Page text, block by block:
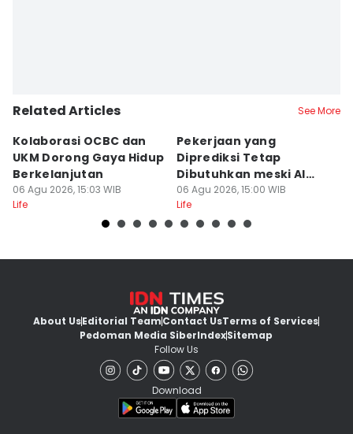
Related Articles See More
Kolaborasi OCBC dan
UKM Dorong Gaya Hidup
Berkelanjutan
06 Agu 2026, 15:03 WIB
Life
Pekerjaan yang
Diprediksi Tetap
Dibutuhkan meski AI
Berkembang
06 Agu 2026, 15:00 WIB
Life
About UsEditorial TeamContact UsTerms of Services
Pedoman Media SiberIndexSitemap
Follow Us
Download